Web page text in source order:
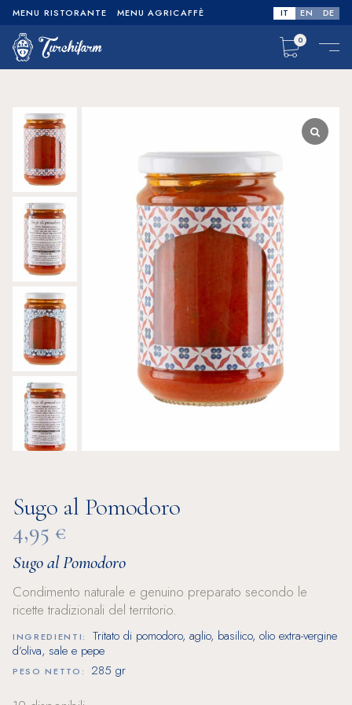
MENU RISTORANTE MENU AGRICAFFÈ IT EN DE
0
Sugo al Pomodoro
4,95 €
Sugo al Pomodoro
Condimento naturale e genuino preparato secondo le
ricette tradizionali del territorio.
INGREDIENTI:
Tritato di pomodoro, aglio, basilico, olio extra-vergine
d’oliva, sale e pepe
PESO NETTO: 285 gr